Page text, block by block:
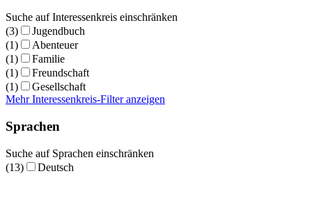
Suche auf Interessenkreis einschränken
(3)
Jugendbuch
(1)
Abenteuer
(1)
Familie
(1)
Freundschaft
(1)
Gesellschaft
Mehr Interessenkreis-Filter anzeigen
Sprachen
Suche auf Sprachen einschränken
(13)
Deutsch